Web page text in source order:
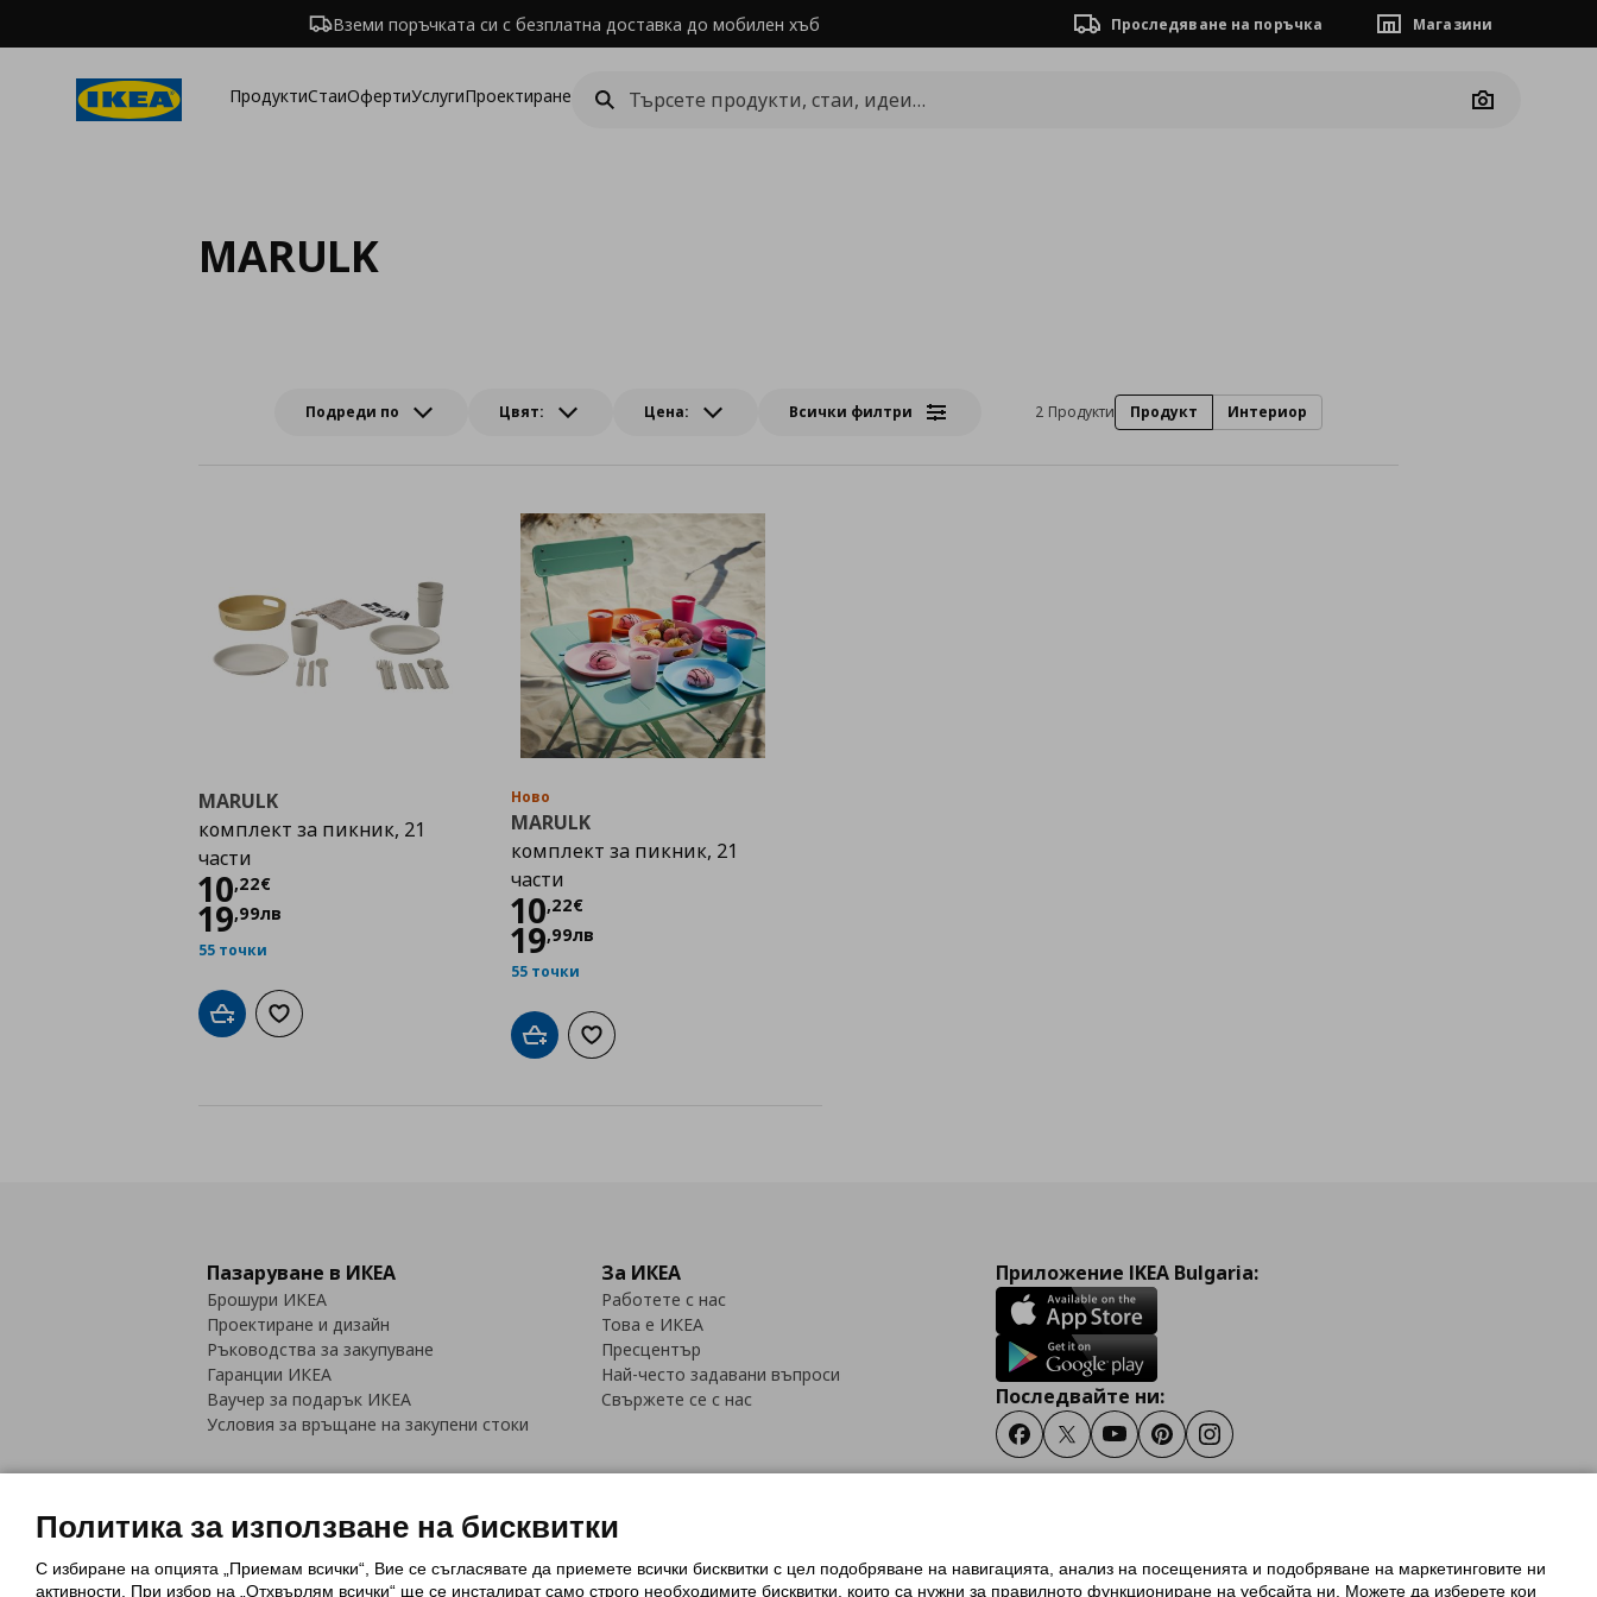
Вземи поръчката си с безплатна доставка до мобилен хъб Проследяване на поръчка Магазини
ПродуктиСтаиОфертиУслугиПроектиране
Camera
MARULK
Подреди по Цвят: Цена: Всички филтри 2 Продукти Продукт Интериор
MARULK
комплект за пикник, 21
части
10,22€
Цена
19,99лв
55 точки
Добави в кошницата
Добави към списъка с любими
Ново
MARULK
комплект за пикник, 21
части
10,22€
Цена
19,99лв
55 точки
Добави в кошницата
Добави към списъка с любими
Пазаруване в ИКЕА
Брошури ИКЕА
Проектиране и дизайн
Ръководства за закупуване
Гаранции ИКЕА
Ваучер за подарък ИКЕА
Условия за връщане на закупени стоки
За ИКЕА
Работете с нас
Това е ИКЕА
Пресцентър
Най-често задавани въпроси
Свържете се с нас
Приложение IKEA Bulgaria:
Последвайте ни:
FacebookTwitterYoutubePinterestInstagram
Политика за използване на бисквитки (Cookies)Избор на настройки за използване на бисквиткиУсловия за ползване на ikea.bg
Политика за използване на бисквитки
С избиране на опцията „Приемам всички“, Вие се съгласявате да приемете всички бисквитки с цел подобряване на навигацията, анализ на посещенията и подобряване на маркетинговите ни
активности. При избор на „Отхвърлям всички“ ще се инсталират само строго необходимитe бисквитки, които са нужни за правилното функциониране на уебсайта ни. Можете да изберете кои